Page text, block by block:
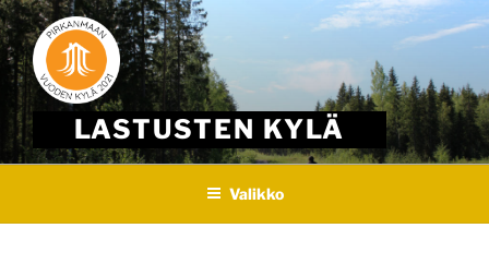
Skip
to
content
LASTUSTEN KYLÄ
Valikko